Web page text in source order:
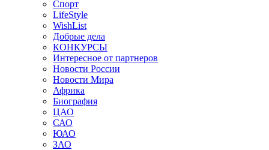
Спорт
LifeStyle
WishList
Добрые дела
КОНКУРСЫ
Интересное от партнеров
Новости России
Новости Мира
Африка
Биография
ЦАО
САО
ЮАО
ЗАО